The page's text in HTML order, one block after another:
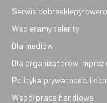
Serwis
Wspieramy talenty
Dla mediów
Dla organizatorów imprez
Polityka prywatności i
Współpraca handlowa